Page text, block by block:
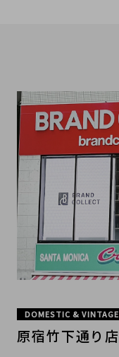
DOMESTIC & VINTAGE
原宿竹下通り店